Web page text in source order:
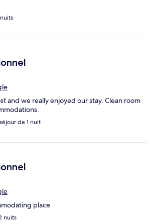
and we really enjoyed our stay. Clean room
de 1 nuit
place
nuits